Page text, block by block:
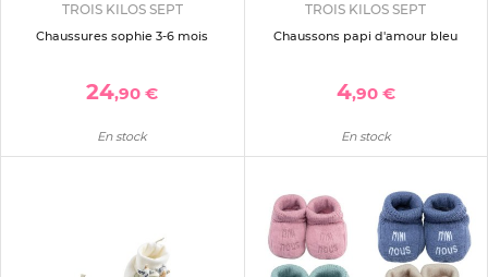
TROIS KILOS SEPT
Chaussures sophie 3-6 mois
24,90 €
En stock
TROIS KILOS SEPT
Chaussons papi d'amour bleu
4,90 €
En stock